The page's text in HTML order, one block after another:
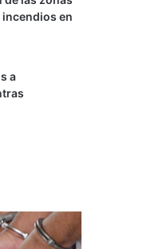
en
a